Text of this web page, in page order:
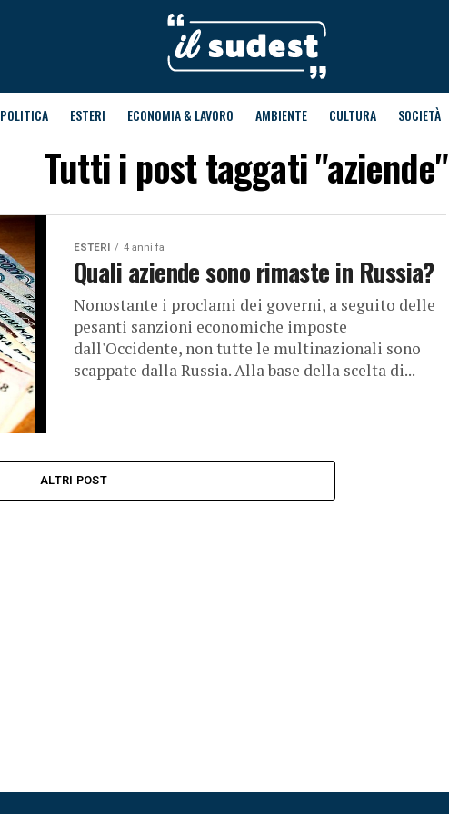
POLITICA ESTERI ECONOMIA & LAVORO AMBIENTE CULTURA SOCIETÀ
Tutti i post taggati "aziende"
ESTERI 4 anni fa
Quali aziende sono rimaste in Russia?
Nonostante i proclami dei governi, a seguito delle
pesanti sanzioni economiche imposte
dall'Occidente, non tutte le multinazionali sono
scappate dalla Russia. Alla base della scelta di...
ALTRI POST